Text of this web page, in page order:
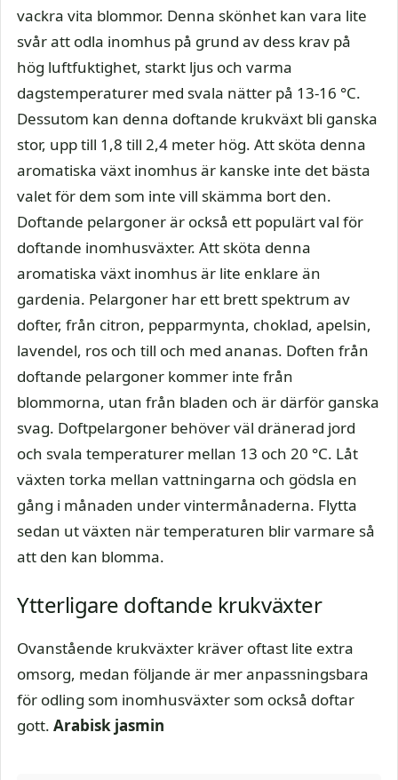
vackra vita blommor. Denna skönhet kan vara lite
svår att odla inomhus på grund av dess krav på
hög luftfuktighet, starkt ljus och varma
dagstemperaturer med svala nätter på 13-16 °C.
Dessutom kan denna doftande krukväxt bli ganska
stor, upp till 1,8 till 2,4 meter hög. Att sköta denna
aromatiska växt inomhus är kanske inte det bästa
valet för dem som inte vill skämma bort den.
Doftande pelargoner är också ett populärt val för
doftande inomhusväxter. Att sköta denna
aromatiska växt inomhus är lite enklare än
gardenia. Pelargoner har ett brett spektrum av
dofter, från citron, pepparmynta, choklad, apelsin,
lavendel, ros och till och med ananas. Doften från
doftande pelargoner kommer inte från
blommorna, utan från bladen och är därför ganska
svag. Doftpelargoner behöver väl dränerad jord
och svala temperaturer mellan 13 och 20 °C. Låt
växten torka mellan vattningarna och gödsla en
gång i månaden under vintermånaderna. Flytta
sedan ut växten när temperaturen blir varmare så
att den kan blomma.
Ytterligare doftande krukväxter
Ovanstående krukväxter kräver oftast lite extra
omsorg, medan följande är mer anpassningsbara
för odling som inomhusväxter som också doftar
gott. Arabisk jasmin